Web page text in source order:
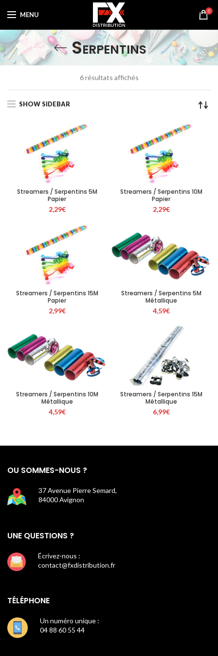
MENU 0
Serpentins
6 résultats affichésTrié
SHOW SIDEBAR
Streamers / Serpentins 5M
Papier
2,29€
Streamers / Serpentins 10M
Papier
2,29€
Streamers / Serpentins 15M
Papier
2,99€
Streamers / Serpentins 5M
Métallique
4,59€
Streamers / Serpentins 10M
Métallique
4,59€
Streamers / Serpentins 15M
Métallique
6,99€
OU SOMMES-NOUS ?
37 Avenue Pierre Semard,
84000 Avignon
UNE QUESTIONS ?
Écrivez-nous :
contact@fxdistribution.fr
TÉLÉPHONE
Un numéro unique :
04 88 60 55 44